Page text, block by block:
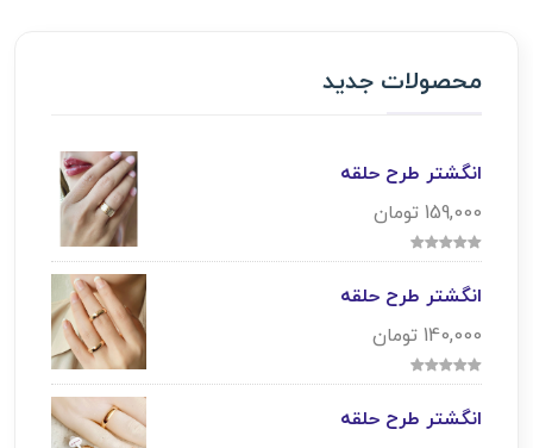
محصولات جدید
انگشتر طرح حلقه
159,000 تومان
انگشتر طرح حلقه
140,000 تومان
انگشتر طرح حلقه